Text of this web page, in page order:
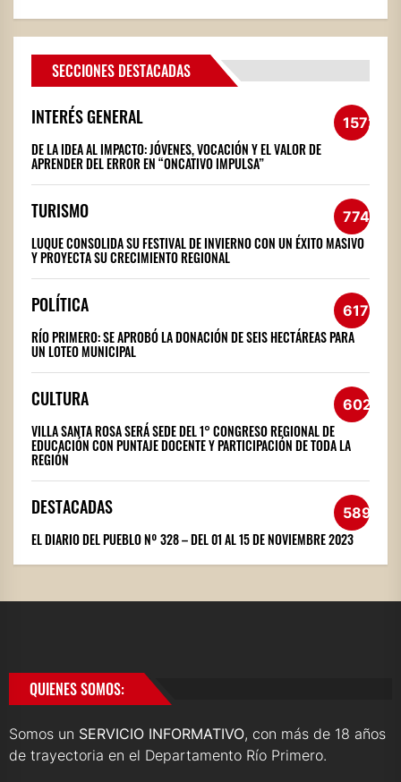
SECCIONES DESTACADAS
INTERÉS GENERAL 1572
DE LA IDEA AL IMPACTO: JÓVENES, VOCACIÓN Y EL VALOR DE
APRENDER DEL ERROR EN “ONCATIVO IMPULSA”
TURISMO 774
LUQUE CONSOLIDA SU FESTIVAL DE INVIERNO CON UN ÉXITO MASIVO
Y PROYECTA SU CRECIMIENTO REGIONAL
POLÍTICA 617
RÍO PRIMERO: SE APROBÓ LA DONACIÓN DE SEIS HECTÁREAS PARA
UN LOTEO MUNICIPAL
CULTURA 602
VILLA SANTA ROSA SERÁ SEDE DEL 1° CONGRESO REGIONAL DE
EDUCACIÓN CON PUNTAJE DOCENTE Y PARTICIPACIÓN DE TODA LA
REGIÓN
DESTACADAS 589
EL DIARIO DEL PUEBLO Nº 328 – DEL 01 AL 15 DE NOVIEMBRE 2023
QUIENES SOMOS:
Somos un SERVICIO INFORMATIVO, con más de 18 años
de trayectoria en el Departamento Río Primero.